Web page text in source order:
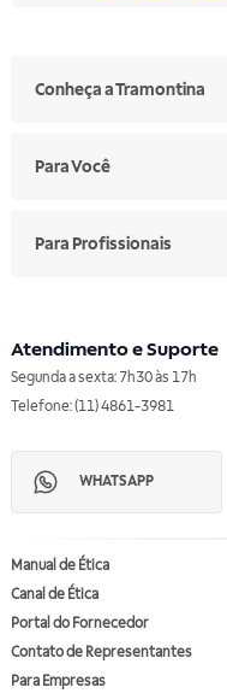
Conheça a Tramontina
Para Você
Para Profissionais
Atendimento e Suporte
Segunda a sexta: 7h30 às 17h
Telefone: (11) 4861-3981
WHATSAPP
Manual de Ética
Canal de Ética
Portal do Fornecedor
Contato de Representantes
Para Empresas